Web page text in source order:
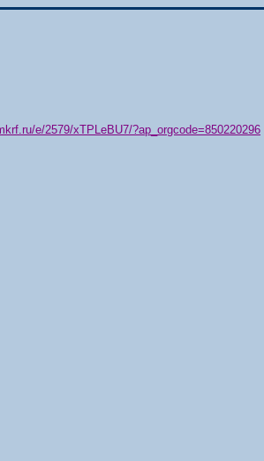
e/2579/xTPLeBU7/?ap_orgcode=850220296